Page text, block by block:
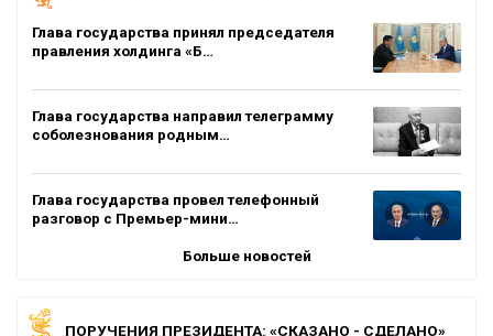
Глава государства принял председателя
правления холдинга «Б…
Глава государства направил телеграмму
соболезнования родным…
Глава государства провел телефонный
разговор с Премьер-мини…
Больше новостей
ПОРУЧЕНИЯ ПРЕЗИДЕНТА: «СКАЗАНО - СДЕЛАНО»